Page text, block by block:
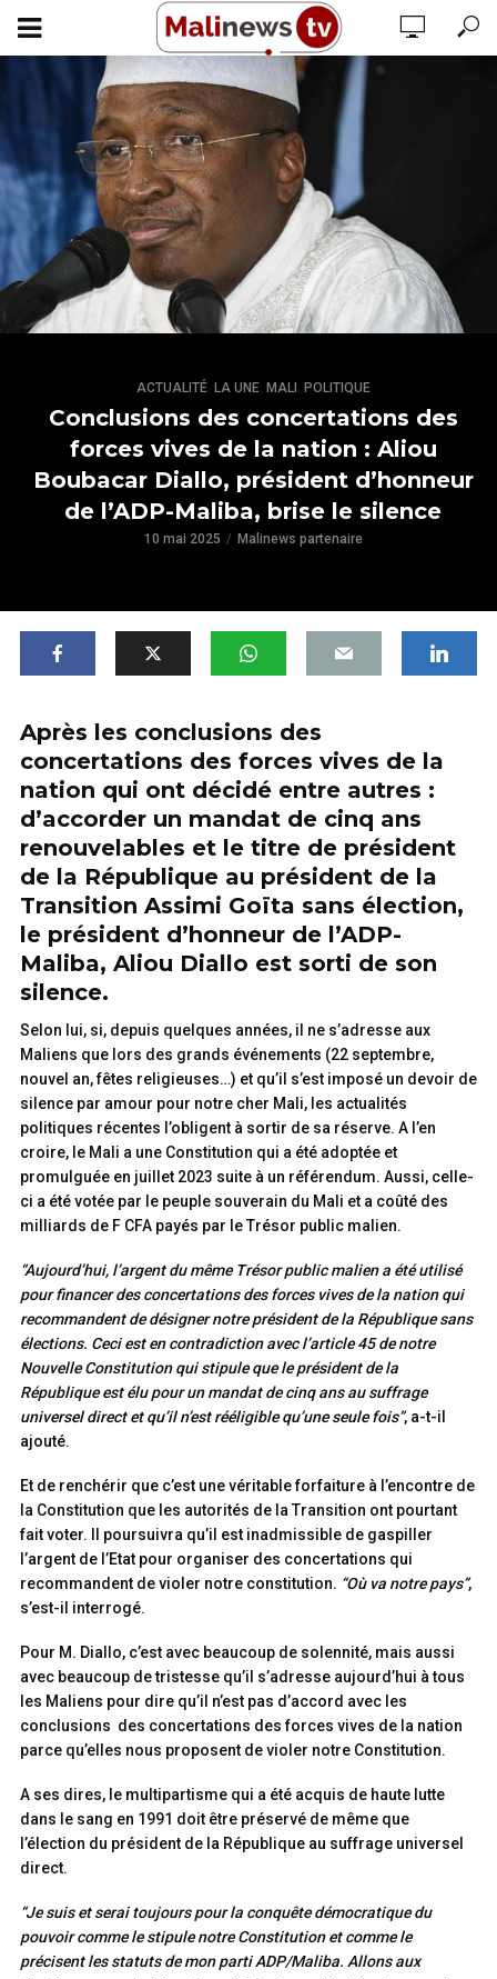
ACTUALITÉ, LA UNE, MALI POLITIQUE
Conclusions des concertations des
forces vives de la nation : Aliou
Boubacar Diallo, président d’honneur
de l’ADP-Maliba, brise le silence
10 mai 2025 Malinews partenaire
Après les conclusions des
concertations des forces vives de la
nation qui ont décidé entre autres :
d’accorder un mandat de cinq ans
renouvelables et le titre de président
de la République au président de la
Transition Assimi Goïta sans élection,
le président d’honneur de l’ADP-
Maliba, Aliou Diallo est sorti de son
silence.
Selon lui, si, depuis quelques années, il ne s’adresse aux
Maliens que lors des grands événements (22 septembre,
nouvel an, fêtes religieuses…) et qu’il s’est imposé un devoir de
silence par amour pour notre cher Mali, les actualités
politiques récentes l’obligent à sortir de sa réserve. A l’en
croire, le Mali a une Constitution qui a été adoptée et
promulguée en juillet 2023 suite à un référendum. Aussi, celle-
ci a été votée par le peuple souverain du Mali et a coûté des
milliards de F CFA payés par le Trésor public malien.
“Aujourd’hui, l’argent du même Trésor public malien a été utilisé
pour financer des concertations des forces vives de la nation qui
recommandent de désigner notre président de la République sans
élections. Ceci est en contradiction avec l’article 45 de notre
Nouvelle Constitution qui stipule que le président de la
République est élu pour un mandat de cinq ans au suffrage
universel direct et qu’il n’est rééligible qu’une seule fois”, a-t-il
ajouté.
Et de renchérir que c’est une véritable forfaiture à l’encontre de
la Constitution que les autorités de la Transition ont pourtant
fait voter. Il poursuivra qu’il est inadmissible de gaspiller
l’argent de l’Etat pour organiser des concertations qui
recommandent de violer notre constitution. “Où va notre pays”,
s’est-il interrogé.
Pour M. Diallo, c’est avec beaucoup de solennité, mais aussi
avec beaucoup de tristesse qu’il s’adresse aujourd’hui à tous
les Maliens pour dire qu’il n’est pas d’accord avec les
conclusions des concertations des forces vives de la nation
parce qu’elles nous proposent de violer notre Constitution.
A ses dires, le multipartisme qui a été acquis de haute lutte
dans le sang en 1991 doit être préservé de même que
l’élection du président de la République au suffrage universel
direct.
“Je suis et serai toujours pour la conquête démocratique du
pouvoir comme le stipule notre Constitution et comme le
précisent les statuts de mon parti ADP/Maliba. Allons aux